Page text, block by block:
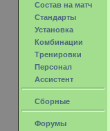
Состав на матч
Стандарты
Установка
Комбинации
Тренировки
Персонал
Ассистент
Сборные
Форумы